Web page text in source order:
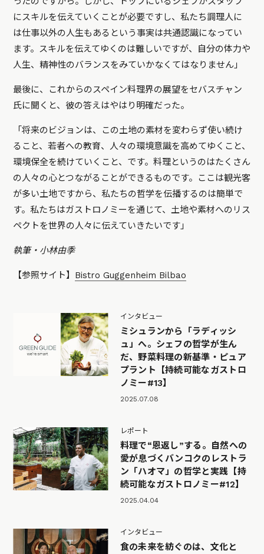
にスキルを伝えていくことが必要ですし、私たち調理人に
は仕事以外の人生もあるという事実は共通認識になってい
ます。スキルを伝えてゆくのは難しいですが、自分の体力や
人生、精神性のバランスをみていかなくてはなりません」
最後に、これからのスペイン料理界の展望をセバスチャン
氏に聞くと、彼の答えはやはり明確だった。
「将来のビジョンは、この土地の素材を変わらず使い続け
ること、若者への教育、人々の環境意識を高めてゆくこと、
環境保全を続けていくこと、です。料理というのはたくさん
の人々の心とつながることができるものです。ここは観光客
が多い土地ですから、私たちの哲学を伝播するのは簡単で
す。私たちはガストロノミーを通じて、土地や素材へのリス
ペクトを世界の人々に伝えていきたいです」
執筆・小林由季
【参照サイト】 Bistro Guggenheim Bilbao
インタビュー
ミシュランから「ラディッシ
ュ」へ。シェフの哲学が生ん
だ、野菜料理の新基準・ピュア
プラント【持続可能なガストロ
ノミー#13】
2025.07.08
レポート
料理で“恩返し”する。自然への
愛が息づくバンコクのレストラ
ン「ハオマ」の哲学と実践【持
続可能なガストロノミー#12】
2025.04.04
インタビュー
食の未来を紡ぐのは、文化と